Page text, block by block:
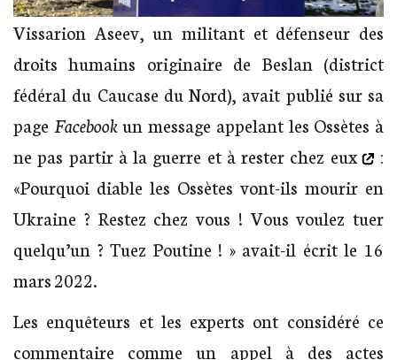
Vissarion Aseev, un militant et défenseur des
droits humains originaire de Beslan (district
fédéral du Caucase du Nord), avait publié sur sa
page Facebook un message appelant les Ossètes à
ne pas partir à la guerre et àrester chez eux
:
«Pourquoi diable les Ossètes vont-ils mourir en
Ukraine ? Restez chez vous ! Vous voulez tuer
quelqu’un ? Tuez Poutine ! » avait-il écrit le 16
mars 2022.
Les enquêteurs et les experts ont considéré ce
commentaire comme un appel à des actes